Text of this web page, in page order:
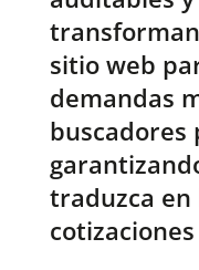
sitio web
demandas
buscadores
traduzca en